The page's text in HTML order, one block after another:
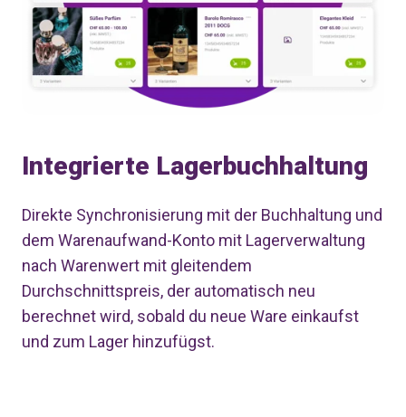
Integrierte Lagerbuchhaltung
Direkte Synchronisierung mit der Buchhaltung und
dem Warenaufwand-Konto mit Lagerverwaltung
nach Warenwert mit gleitendem
Durchschnittspreis, der automatisch neu
berechnet wird, sobald du neue Ware einkaufst
und zum Lager hinzufügst.